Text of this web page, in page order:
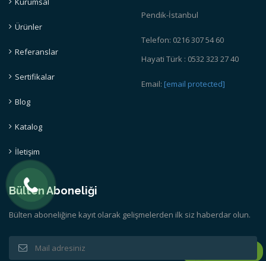
Ürünler
Referanslar
Sertifikalar
Blog
Katalog
İletişim
Pendik-İstanbul
Telefon: 0216 307 54 60
Hayati Türk : 0532 323 27 40
Email: [email protected]
Bülten Aboneliği
Bülten aboneliğine kayıt olarak gelişmelerden ilk siz haberdar olun.